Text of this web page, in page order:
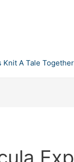
Knit A Tale Together